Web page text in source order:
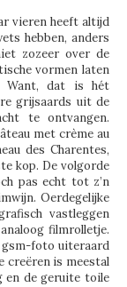
vieren heeft altijd
hebben, anders
zozeer over de
vormen laten
Want, dat is hét
grijsaards uit de
te ontvangen.
met crème au
des Charentes,
kop. De volgorde
pas echt tot z’n
Oerdegelijke
vastleggen
filmrolletje.
gsm-foto uiteraard
creëren is meestal
en de geruite toile